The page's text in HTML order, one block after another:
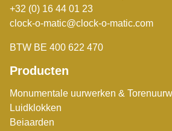
+32 (0) 16 44 01 23
clock-o-matic@clock-o-matic.com
BTW BE 400 622 470
Producten
Monumentale uurwerken &
Luidklokken
Beiaarden